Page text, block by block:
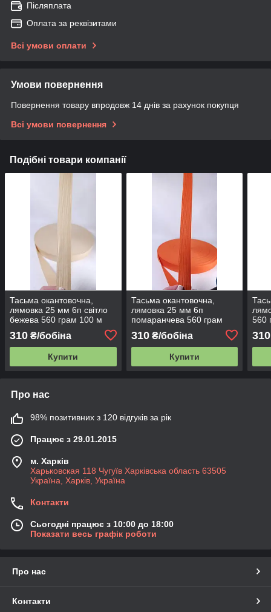
Післяплата
Оплата за реквізитами
Всі умови оплати
Умови повернення
Повернення товару впродовж 14 днів за рахунок покупця
Всі умови повернення
Подібні товари компанії
Тасьма окантовочна,
лямовка 25 мм 6п світло
бежева 560 грам 100 м
310 ₴/бобіна
Купити
Тасьма окантовочна,
лямовка 25 мм 6п
помаранчева 560 грам
310₴/бобіна
Купити
560
310
Про нас
98% позитивних з 120 відгуків за рік
Працює з 29.01.2015
м. Харків
Харьковская 118 Чугуїв Харківська область 63505
Україна, Харків, Україна
Контакти
Сьогодні працює з 10:00 до 18:00
Показати весь графік роботи
Про нас
Контакти